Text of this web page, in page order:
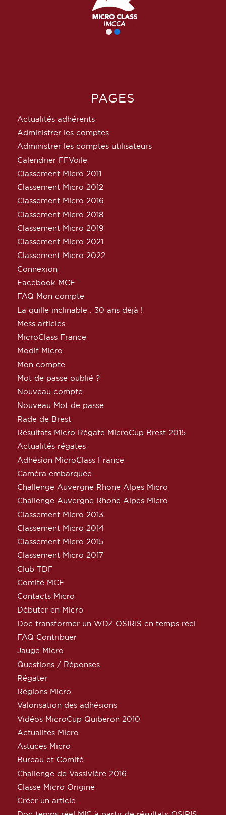
PAGES
Actualités adhérents
Administrer les comptes
Administrer les comptes utilisateurs
Calendrier FFVoile
Classement Micro 2011
Classement Micro 2012
Classement Micro 2016
Classement Micro 2018
Classement Micro 2019
Classement Micro 2021
Classement Micro 2022
Connexion
Facebook MCF
FAQ Mon compte
La quille inclinable : 30 ans déjà !
Mess articles
MicroClass France
Modif Micro
Mon compte
Mot de passe oublié ?
Nouveau compte
Nouveau Mot de passe
Rade de Brest
Résultats Micro Régate MicroCup Brest 2015
Actualités régates
Adhésion MicroClass France
Caméra embarquée
Challenge Auvergne Rhone Alpes Micro
Challenge Auvergne Rhone Alpes Micro
Classement Micro 2013
Classement Micro 2014
Classement Micro 2015
Classement Micro 2017
Club TDF
Comité MCF
Contacts Micro
Débuter en Micro
Doc transformer un WDZ OSIRIS en temps réel
FAQ Contribuer
Jauge Micro
Questions / Réponses
Régater
Régions Micro
Valorisation des adhésions
Vidéos MicroCup Quiberon 2010
Actualités Micro
Astuces Micro
Bureau et Comité
Challenge de Vassivière 2016
Classe Micro Origine
Créer un article